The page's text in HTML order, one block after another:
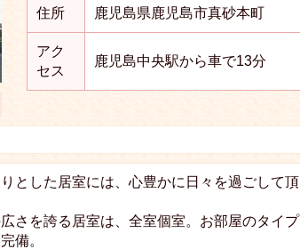
住所 鹿児島県鹿児島市真砂本町
アク
セス
鹿児島中央駅から車で13分
とした居室には、心豊かに日々を過ごして頂
さを誇る居室は、全室個室。お部屋のタイ
備。